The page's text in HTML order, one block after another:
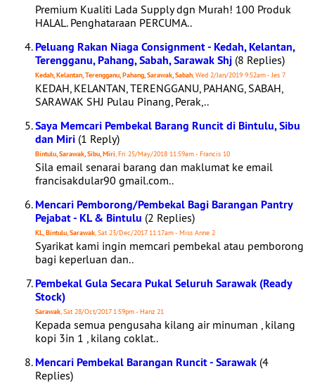
Premium Kualiti Lada Supply dgn Murah! 100 Produk
HALAL. Penghataraan PERCUMA..
Peluang Rakan Niaga Consignment - Kedah, Kelantan,
Terengganu, Pahang, Sabah, Sarawak Shj (8 Replies)
Kedah, Kelantan, Terengganu, Pahang, Sarawak, Sabah, Wed 2/Jan/2019 9:52am - Jes 7
KEDAH, KELANTAN, TERENGGANU, PAHANG, SABAH,
SARAWAK SHJ Pulau Pinang, Perak,..
Saya Memcari Pembekal Barang Runcit di Bintulu, Sibu
dan Miri (1 Reply)
Bintulu, Sarawak, Sibu, Miri, Fri 25/May/2018 11:59am - Francis 10
Sila email senarai barang dan maklumat ke email
francisakdular90 gmail.com..
Mencari Pemborong/Pembekal Bagi Barangan Pantry
Pejabat - KL & Bintulu (2 Replies)
KL, Bintulu, Sarawak, Sat 23/Dec/2017 11:17am - Miss Anne 2
Syarikat kami ingin memcari pembekal atau pemborong
bagi keperluan dan..
Pembekal Gula Secara Pukal Seluruh Sarawak (Ready
Stock)
Sarawak, Sat 28/Oct/2017 1:59pm - Hanz 21
Kepada semua pengusaha kilang air minuman , kilang
kopi 3in 1 , kilang coklat..
Mencari Pembekal Barangan Runcit - Sarawak (4
Replies)